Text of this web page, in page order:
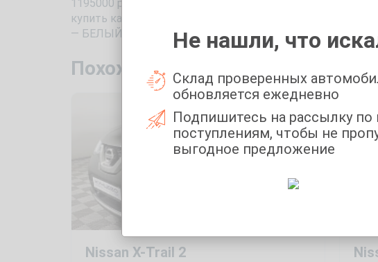
1195000 руб, либо по системе Трейд Ин. Автомобиль
купить как за наличные, так и взять в кредит. Перед
— БЕЛЫЙ.
Похожие автомобили с пробегом
Nissan X-Trail 2
Не нашли, что
Склад проверенных
обновляется ежедневно
Подпишитесь на рассылку
поступлениям, чтобы не
выгодное предложение